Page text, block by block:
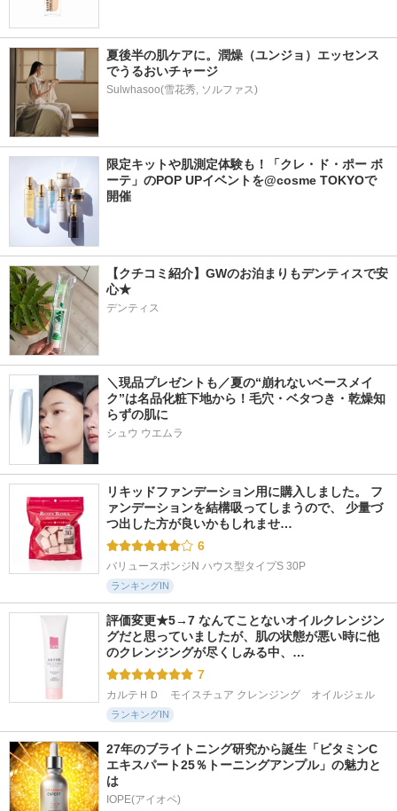
夏後半の肌ケアに。潤燥（ユンジョ）エッセンス
でうるおいチャージ
Sulwhasoo(雪花秀, ソルファス)
限定キットや肌測定体験も！「クレ・ド・ポー ボ
ーテ」のPOP UPイベントを@cosme TOKYOで
開催
【クチコミ紹介】GWのお泊まりもデンティスで安
心★
デンティス
＼現品プレゼントも／夏の“崩れないベースメイ
ク”は名品化粧下地から！毛穴・ベタつき・乾燥知
らずの肌に
シュウ ウエムラ
リキッドファンデーション用に購入しました。 フ
ァンデーションを結構吸ってしまうので、 少量づ
つ出した方が良いかもしれませ…
6
バリュースポンジN ハウス型タイプS 30P
ランキングIN
評価変更★5→7 なんてことないオイルクレンジン
グだと思っていましたが、肌の状態が悪い時に他
のクレンジングが尽くしみる中、…
7
カルテＨＤ　モイスチュア クレンジング　オイルジェル
ランキングIN
27年のブライトニング研究から誕生「ビタミンC
エキスパート25％トーニングアンプル」の魅力と
は
IOPE(アイオペ)